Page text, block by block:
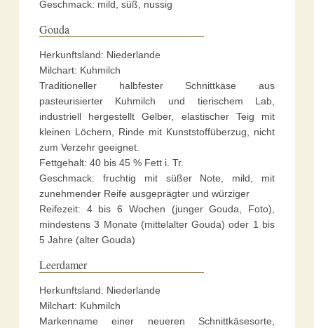
Geschmack: mild, süß, nussig
Gouda
Herkunftsland: Niederlande
Milchart: Kuhmilch
Traditioneller halbfester Schnittkäse aus
pasteurisierter Kuhmilch und tierischem Lab,
industriell hergestellt Gelber, elastischer Teig mit
kleinen Löchern, Rinde mit Kunststoffüberzug, nicht
zum Verzehr geeignet.
Fettgehalt: 40 bis 45 % Fett i. Tr.
Geschmack: fruchtig mit süßer Note, mild, mit
zunehmender Reife ausgeprägter und würziger
Reifezeit: 4 bis 6 Wochen (junger Gouda, Foto),
mindestens 3 Monate (mittelalter Gouda) oder 1 bis
5 Jahre (alter Gouda)
Leerdamer
Herkunftsland: Niederlande
Milchart: Kuhmilch
Markenname einer neueren Schnittkäsesorte,